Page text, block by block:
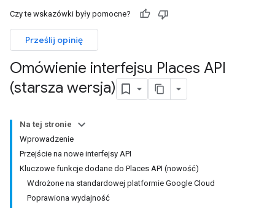
Czy te wskazówki były pomocne?
Prześlij opinię
Omówienie interfejsu Places API
(starsza wersja)
Na tej stronie
Wprowadzenie
Przejście na nowe interfejsy API
Kluczowe funkcje dodane do Places API (nowość)
Wdrożone na standardowej platformie Google Cloud
Poprawiona wydajność